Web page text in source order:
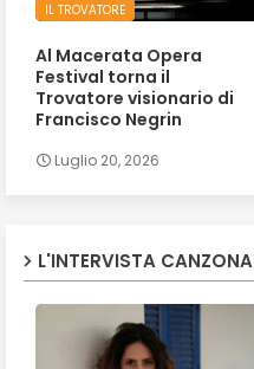
IL TROVATORE
Al Macerata Opera
Festival torna il
Trovatore visionario di
Francisco Negrin
Luglio 20, 2026
L'INTERVISTA